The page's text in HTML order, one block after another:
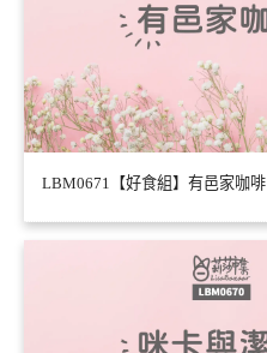
LBM0671【好食組】有邑家咖啡